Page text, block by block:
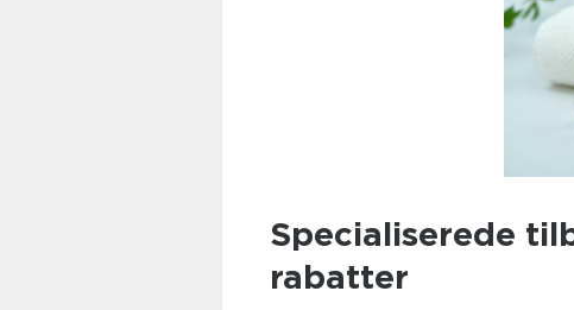
Specialiserede
rabatter